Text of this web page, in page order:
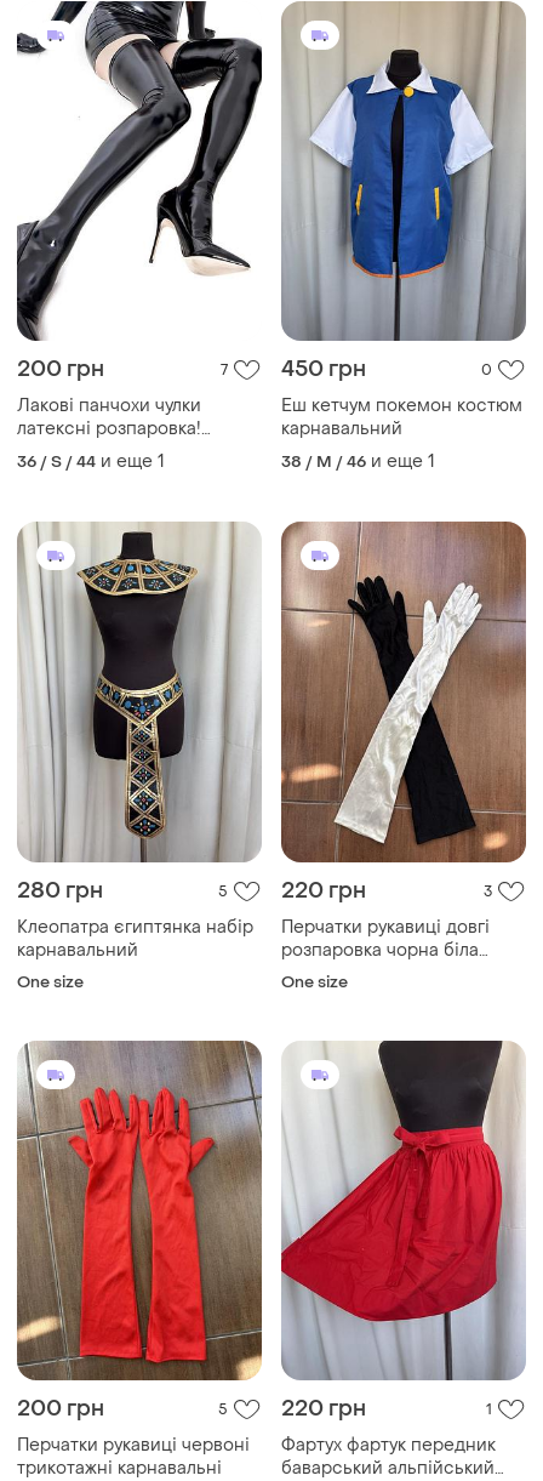
200 грн 7
Лакові панчохи чулки
латексні розпаровка!
карнавальні
36 / S / 44 и еще 1
450 грн 0
Еш кетчум покемон костюм
карнавальний
38 / M / 46 и еще 1
280 грн 5
Клеопатра єгиптянка набір
карнавальний
One size
220 грн 3
Перчатки рукавиці довгі
розпаровка чорна біла
карнавальні
One size
200 грн 5
Перчатки рукавиці червоні
трикотажні карнавальні
220 грн 1
Фартух фартук передник
баварський альпійський